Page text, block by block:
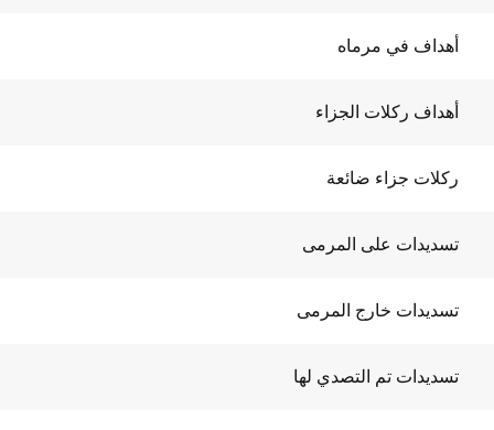
أهداف في مرماه
أهداف ركلات الجزاء
ركلات جزاء ضائعة
تسديدات على المرمى
تسديدات خارج المرمى
تسديدات تم التصدي لها